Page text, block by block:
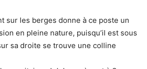
sur les berges donne à ce poste un
en pleine nature, puisqu’il est sous
sa droite se trouve une colline